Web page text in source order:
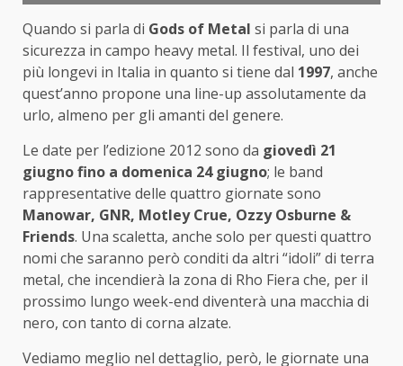
Quando si parla di Gods of Metal si parla di una
sicurezza in campo heavy metal. Il festival, uno dei
più longevi in Italia in quanto si tiene dal 1997, anche
quest’anno propone una line-up assolutamente da
urlo, almeno per gli amanti del genere.
Le date per l’edizione 2012 sono da giovedì 21
giugno fino a domenica 24 giugno; le band
rappresentative delle quattro giornate sono
Manowar, GNR, Motley Crue, Ozzy Osburne &
Friends. Una scaletta, anche solo per questi quattro
nomi che saranno però conditi da altri “idoli” di terra
metal, che incendierà la zona di Rho Fiera che, per il
prossimo lungo week-end diventerà una macchia di
nero, con tanto di corna alzate.
Vediamo meglio nel dettaglio, però, le giornate una